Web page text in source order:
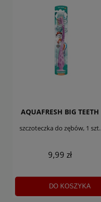
AQUAFRESH BIG TEETH
szczoteczka do zębów, 1 szt.
9,99 zł
DO KOSZYKA